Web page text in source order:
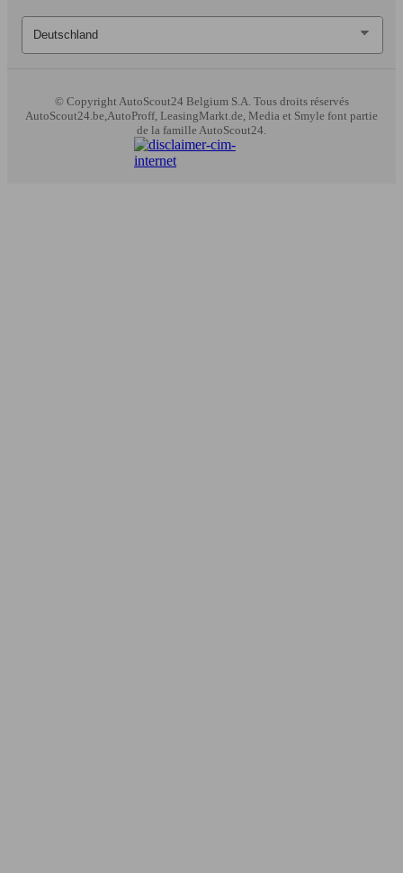
© Copyright AutoScout24 Belgium S.A. Tous droits réservés
AutoScout24.be,AutoProff, LeasingMarkt.de, Media et Smyle font partie
de la famille AutoScout24.